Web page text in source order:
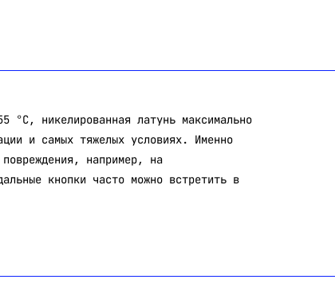
°C, никелированная латунь максимально
и самых тяжелых условиях. Именно
например, на
кнопки часто можно встретить в